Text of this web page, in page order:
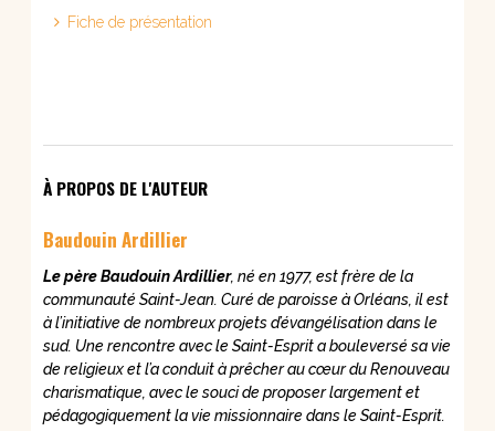
Fiche de présentation
À PROPOS DE L'AUTEUR
Baudouin Ardillier
Le père Baudouin Ardillier, né en 1977, est frère de la
communauté Saint-Jean. Curé deparoisse à Orléans, il est
à l’initiative de nombreux projets d’évangélisation dans le
sud. Unerencontre avec le Saint-Esprit a bouleversé sa vie
de religieux et l’a conduit à prêcher au cœurdu Renouveau
charismatique, avec le souci de proposer largement et
pédagogiquement lavie missionnaire dans le Saint-Esprit.